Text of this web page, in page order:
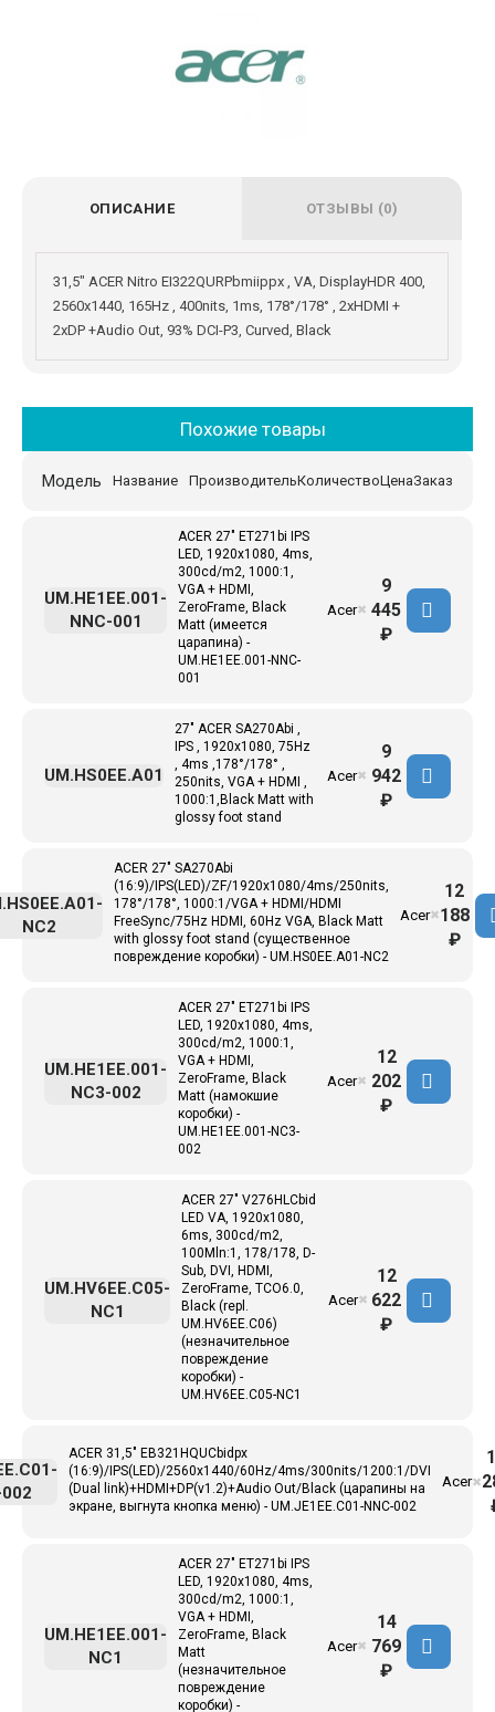
ОПИСАНИЕ ОТЗЫВЫ (0)
31,5" ACER Nitro EI322QURPbmiippx , VA, DisplayHDR 400,
2560x1440, 165Hz , 400nits, 1ms, 178°/178° , 2xHDMI +
2xDP +Audio Out, 93% DCI-P3, Curved, Black
Похожие товары
Название Производитель
Модель КоличествоЦенаЗаказ
ACER 27" ET271bi IPS
LED, 1920x1080, 4ms,
300cd/m2, 1000:1,
VGA + HDMI,
ZeroFrame, Black
Matt (имеется
царапина) -
UM.HE1EE.001-NNC-
001
Acer
UM.HE1EE.001-
NNC-001
✖
9
445
₽
27" ACER SA270Abi ,
IPS , 1920x1080, 75Hz
, 4ms ,178°/178° ,
250nits, VGA + HDMI ,
1000:1,Black Matt with
glossy foot stand
Acer
UM.HS0EE.A01 ✖
9
942
₽
ACER 27" SA270Abi
(16:9)/IPS(LED)/ZF/1920x1080/4ms/250nits,
178°/178°, 1000:1/VGA + HDMI/HDMI
FreeSync/75Hz HDMI, 60Hz VGA, Black Matt
with glossy foot stand (существенное
повреждение коробки) - UM.HS0EE.A01-NC2
Acer
NC2
✖
12
188
₽
ACER 27" ET271bi IPS
LED, 1920x1080, 4ms,
300cd/m2, 1000:1,
VGA + HDMI,
ZeroFrame, Black
Matt (намокшие
коробки) -
UM.HE1EE.001-NC3-
002
Acer
UM.HE1EE.001-
NC3-002
✖
12
202
₽
ACER 27" V276HLCbid
LED VA, 1920x1080,
6ms, 300cd/m2,
100Mln:1, 178/178, D-
Sub, DVI, HDMI,
ZeroFrame, TCO6.0,
Black (repl.
UM.HV6EE.C06)
(незначительное
повреждение
коробки) -
UM.HV6EE.C05-NC1
Acer
UM.HV6EE.C05-
NC1
✖
12
622
₽
ACER 31,5" EB321HQUCbidpx
(16:9)/IPS(LED)/2560x1440/60Hz/4ms/300nits/1200:1/DVI
(Dual link)+HDMI+DP(v1.2)+Audio Out/Black (царапины на
экране, выгнута кнопка меню) - UM.JE1EE.C01-NNC-002
Acer✖
ACER 27" ET271bi IPS
LED, 1920x1080, 4ms,
300cd/m2, 1000:1,
VGA + HDMI,
ZeroFrame, Black
Matt
(незначительное
повреждение
коробки) -
Acer
UM.HE1EE.001-
NC1
✖
14
769
₽